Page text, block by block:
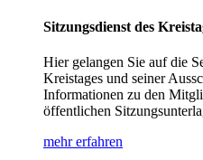
Sitzungsdienst des
Hier gelangen Sie auf die
Kreistages und seiner
Informationen zu den
öffentlichen
mehr erfahren